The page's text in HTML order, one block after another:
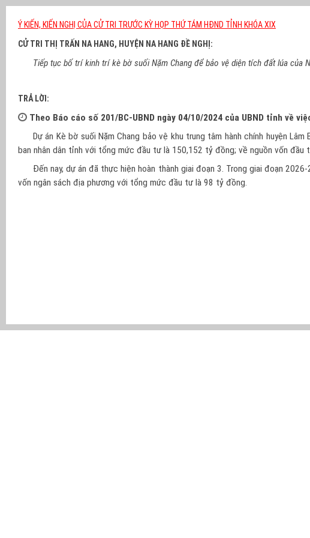
Ý KIẾN, KIẾN NGHỊ CỦA CỬ TRI TRƯỚC KỲ HỌP THỨ TÁM HĐND TỈNH KHÓA XIX
CỬ TRI THỊ TRẤN NA HANG, HUYỆN NA HANG ĐỀ NGHỊ:
Tiếp tục bố trí kinh trí kè bờ suối Nặm Chang để bảo vệ diện tích đất lúa của
TRẢ LỜI:
Theo Báo cáo số 201/BC-UBND ngày 04/10/2024 của UBND tỉnh về
Dự án Kè bờ suối Nặm Chang bảo vệ khu trung tâm hành chính huyện
ban nhân dân tỉnh với tổng mức đầu tư là 150,152 tỷ đồng; về nguồn vốn đầu
Đến nay, dự án đã thực hiện hoàn thành giai đoạn 3. Trong giai đoạn
vốn ngân sách địa phương với tổng mức đầu tư là 98 tỷ đồng.